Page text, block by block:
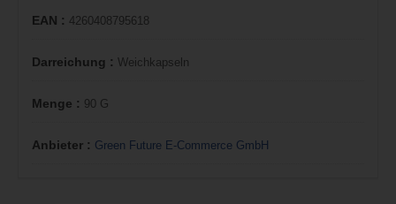
EAN : 4260408795618
Darreichung : Weichkapseln
Menge : 90 G
Anbieter : Green Future E-Commerce GmbH